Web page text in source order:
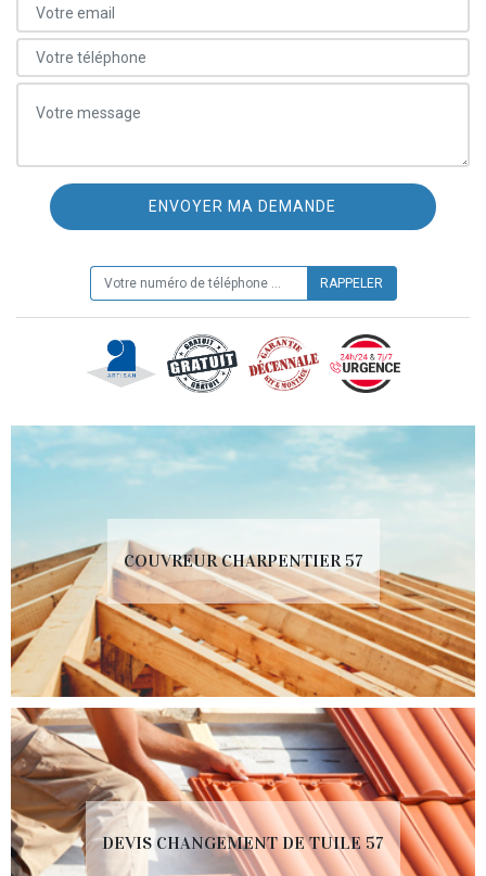
COUVREUR CHARPENTIER 57
DEVIS CHANGEMENT DE TUILE 57